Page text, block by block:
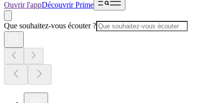
Ouvrir l'appDécouvrir Prime
Que souhaitez-vous écouter ?